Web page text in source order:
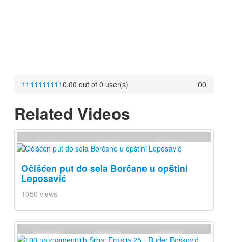
1 1 1 1 1 1 1 1 1 10.00 out of 0 user(s) 00
Related Videos
Očišćen put do sela Borčane u opštini
Leposavić
1056 views